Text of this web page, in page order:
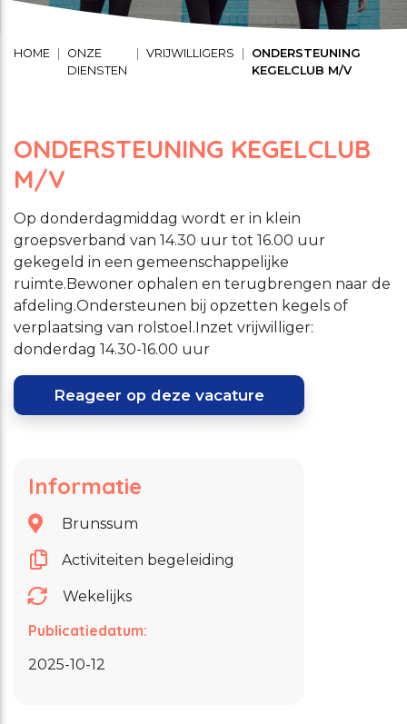
HOME
ONZE
DIENSTEN
VRIJWILLIGERS
ONDERSTEUNING
KEGELCLUB M/V
ONDERSTEUNING KEGELCLUB
M/V
Op donderdagmiddag wordt er in klein
groepsverband van 14.30 uur tot 16.00 uur
gekegeld in een gemeenschappelijke
ruimte.Bewoner ophalen en terugbrengen naar de
afdeling.Ondersteunen bij opzetten kegels of
verplaatsing van rolstoel.Inzet vrijwilliger:
donderdag 14.30-16.00 uur
Reageer op deze vacature
Informatie
Brunssum
Activiteiten begeleiding
Wekelijks
Publicatiedatum:
2025-10-12
Schuldhulpverlening
Maaltijd service
Welzijnsactiviteiten
onderliggende navigatie items
Stage lopen bij CMWW